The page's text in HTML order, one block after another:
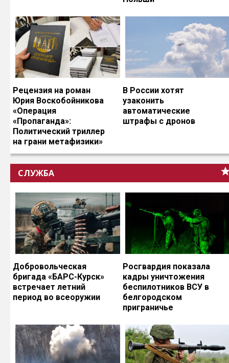
Рецензия на роман
Юрия Воскобойникова
«Операция
«Пропаганда»:
Политический триллер
на грани метафизики»
В России хотят
узаконить
автоматические
штрафы с дронов
СЛУЖБА
Добровольческая
бригада «БАРС-Курск»
встречает летний
период во всеоружии
Росгвардия показала
кадры уничтожения
беспилотников ВСУ в
белгородском
приграничье